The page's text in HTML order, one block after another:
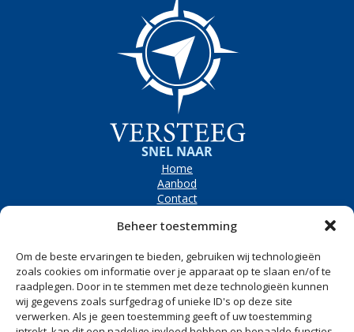
Beheer toestemming
Om de beste ervaringen te bieden, gebruiken wij technologieën
zoals cookies om informatie over je apparaat op te slaan en/of te
raadplegen. Door in te stemmen met deze technologieën kunnen
wij gegevens zoals surfgedrag of unieke ID's op deze site
verwerken. Als je geen toestemming geeft of uw toestemming
SNEL NAAR
Home
Aanbod
Contact
Westerpolder 6e, Dronryp
Maandag t/m vrijdag
8.00 tot 17.00
Zaterdag
Op afspraak
CONTACT
Westerpolder 6e